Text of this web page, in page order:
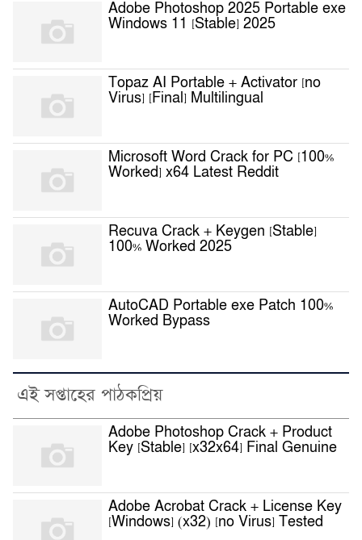
Adobe Photoshop 2025 Portable exe
Windows 11 [Stable] 2025
Topaz AI Portable + Activator [no
Virus] [Final] Multilingual
Microsoft Word Crack for PC [100%
Worked] x64 Latest Reddit
Recuva Crack + Keygen [Stable]
100% Worked 2025
AutoCAD Portable exe Patch 100%
Worked Bypass
এই সপ্তাহের পাঠকপ্রিয়
Adobe Photoshop Crack + Product
Key [Stable] [x32x64] Final Genuine
Adobe Acrobat Crack + License Key
[Windows] (x32) [no Virus] Tested